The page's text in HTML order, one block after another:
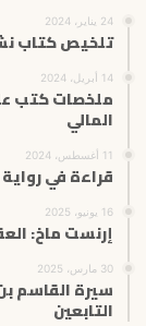
24 يناير، 2024
تلخيص كتاب
14 أبريل، 2024
ملخصات كتب
المالي
11 أغسطس، 2024
قراءة في
16 يونيو، 2025
إرنست ماخ:
30 مارس، 2025
سيرة القاسم
التابعين